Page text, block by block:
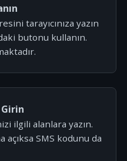
tarayıcınıza yazın
butonu kullanın.
ilgili alanlara yazın.
SMS kodunu da